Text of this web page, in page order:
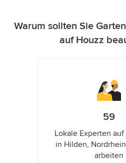
Warum sollten Sie
auf Houzz
59
Lokale Experten
in Hilden,
arbeiten